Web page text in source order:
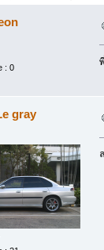
: 0
gray